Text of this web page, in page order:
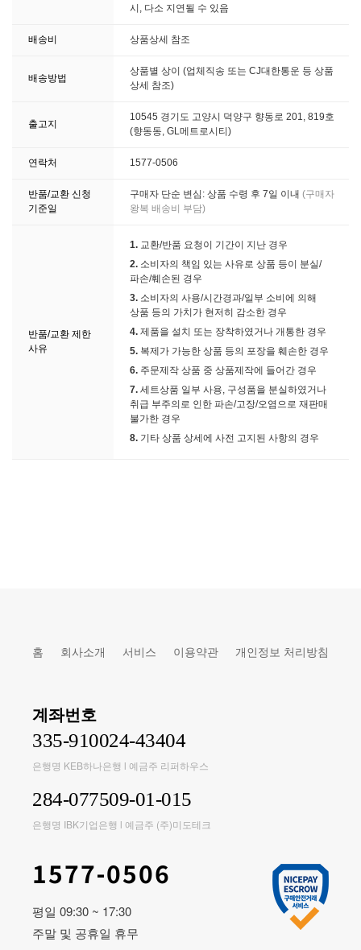
시, 다소 지연될 수 있음
배송비 상품상세 참조
배송방법
상품별 상이 (업체직송 또는 CJ대한통운 등 상품
상세 참조)
출고지
10545 경기도 고양시 덕양구 향동로 201, 819호
(향동동, GL메트로시티)
연락처 1577-0506
반품/교환 신청
기준일
구매자 단순 변심: 상품 수령 후 7일 이내 (구매자
왕복 배송비 부담)
반품/교환 제한
사유
1. 교환/반품 요청이 기간이 지난 경우
2. 소비자의 책임 있는 사유로 상품 등이 분실/
파손/훼손된 경우
3. 소비자의 사용/시간경과/일부 소비에 의해
상품 등의 가치가 현저히 감소한 경우
4. 제품을 설치 또는 장착하였거나 개통한 경우
5. 복제가 가능한 상품 등의 포장을 훼손한 경우
6. 주문제작 상품 중 상품제작에 들어간 경우
7. 세트상품 일부 사용, 구성품을 분실하였거나
취급 부주의로 인한 파손/고장/오염으로 재판매
불가한 경우
8. 기타 상품 상세에 사전 고지된 사항의 경우
홈 회사소개 서비스 이용약관 개인정보 처리방침
계좌번호
335-910024-43404
은행명 KEB하나은행 l 예금주 리퍼하우스
284-077509-01-015
은행명 IBK기업은행 l 예금주 (주)미도테크
1577-0506
평일 09:30 ~ 17:30
주말 및 공휴일 휴무